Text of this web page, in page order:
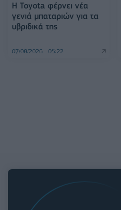
Η Toyota φέρνει νέα
γενιά μπαταριών για τα
υβριδικά της
07/08/2026 - 05:22